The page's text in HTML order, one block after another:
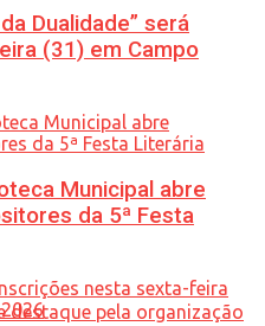
Dualidade” será
(31) em Campo
Municipal abre
da 5ª Festa